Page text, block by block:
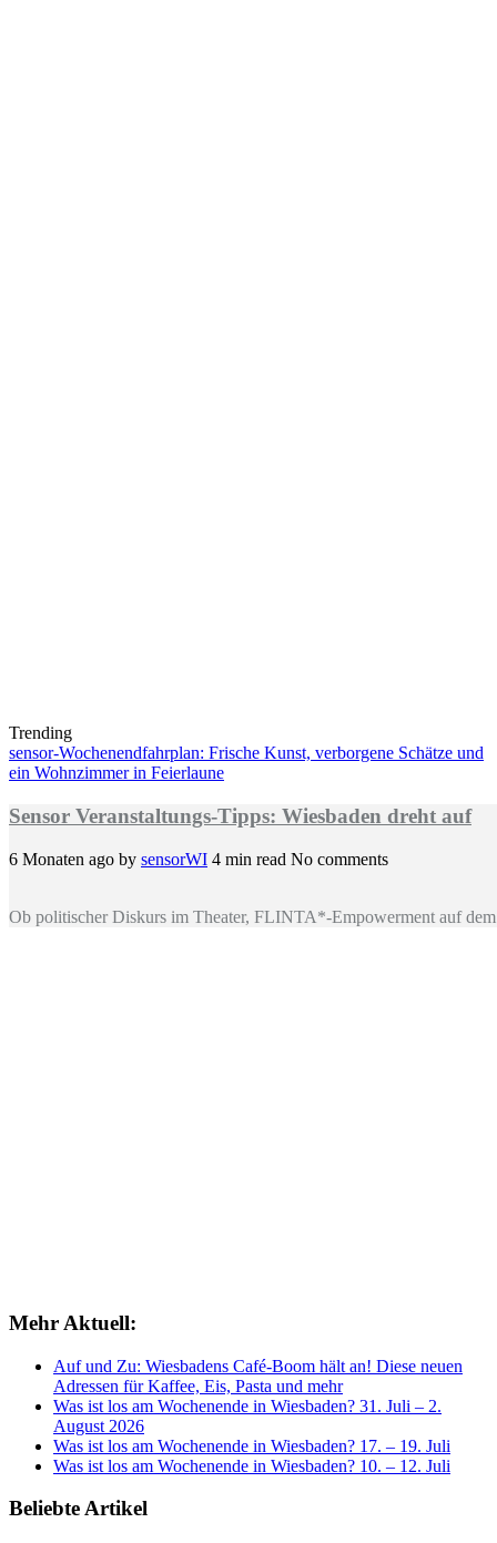
Trending
sensor-Wochenendfahrplan: Frische Kunst, verborgene Schätze und
ein Wohnzimmer in Feierlaune
Sensor Veranstaltungs-Tipps: Wiesbaden dreht auf
6 Monaten ago by sensorWI 4 min read No comments
Ob politischer Diskurs im Theater, FLINTA*-Empowerment auf
Mehr Aktuell:
Auf und Zu: Wiesbadens Café-Boom hält an! Diese neuen
Adressen für Kaffee, Eis, Pasta und mehr
Was ist los am Wochenende in Wiesbaden? 31. Juli – 2.
August 2026
Was ist los am Wochenende in Wiesbaden? 17. – 19. Juli
Was ist los am Wochenende in Wiesbaden? 10. – 12. Juli
Beliebte Artikel